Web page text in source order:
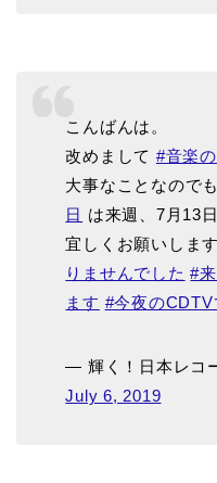
こんばんは。
改めまして #音楽
大事なことなので
日 は来週、7月13
宜しくお願いします
りませんでした #
ます #今夜のCDTV
— 輝く！日本レコ
July 6, 2019